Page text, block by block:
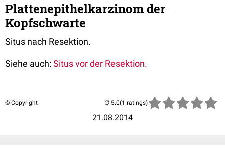
Plattenepithelkarzinom der
Kopfschwarte
Situs nach Resektion.
Siehe auch:Situs vor der Resektion.
© Copyright
21.08.2014
(1 ratings)